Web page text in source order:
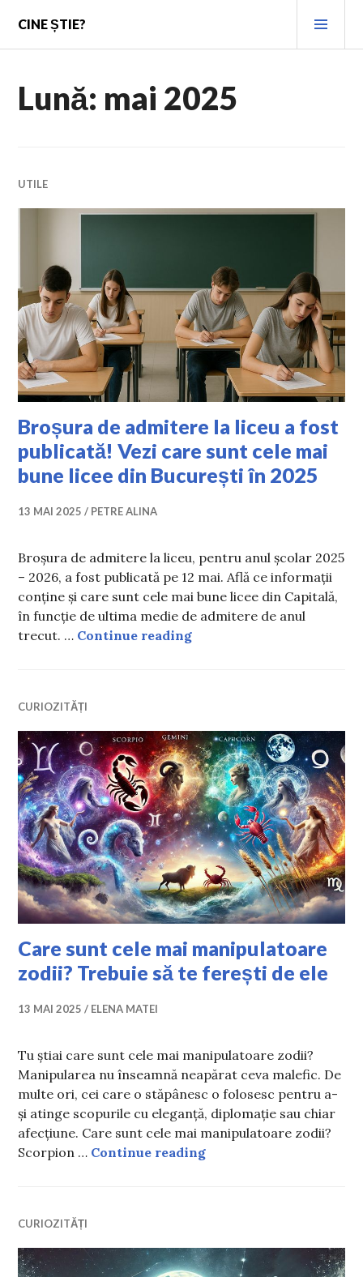
content
CINE ȘTIE?
Lună: mai 2025
UTILE
Broșura de admitere la liceu a fost
publicată! Vezi care sunt cele mai
bune licee din București în 2025
13 MAI 2025 PETRE ALINA
Broșura de admitere la liceu, pentru anul școlar 2025
– 2026, a fost publicată pe 12 mai. Află ce informații
conține și care sunt cele mai bune licee din Capitală,
în funcție de ultima medie de admitere de anul
trecut. … Continue readingBroșura de admitere la
CURIOZITĂȚI
Care sunt cele mai manipulatoare
zodii? Trebuie să te ferești de ele
13 MAI 2025 ELENA MATEI
Tu știai care sunt cele mai manipulatoare zodii?
Manipularea nu înseamnă neapărat ceva malefic. De
multe ori, cei care o stăpânesc o folosesc pentru a-
și atinge scopurile cu eleganță, diplomație sau chiar
afecțiune. Care sunt cele mai manipulatoare zodii?
Scorpion … Continue readingCare sunt cele mai
CURIOZITĂȚI